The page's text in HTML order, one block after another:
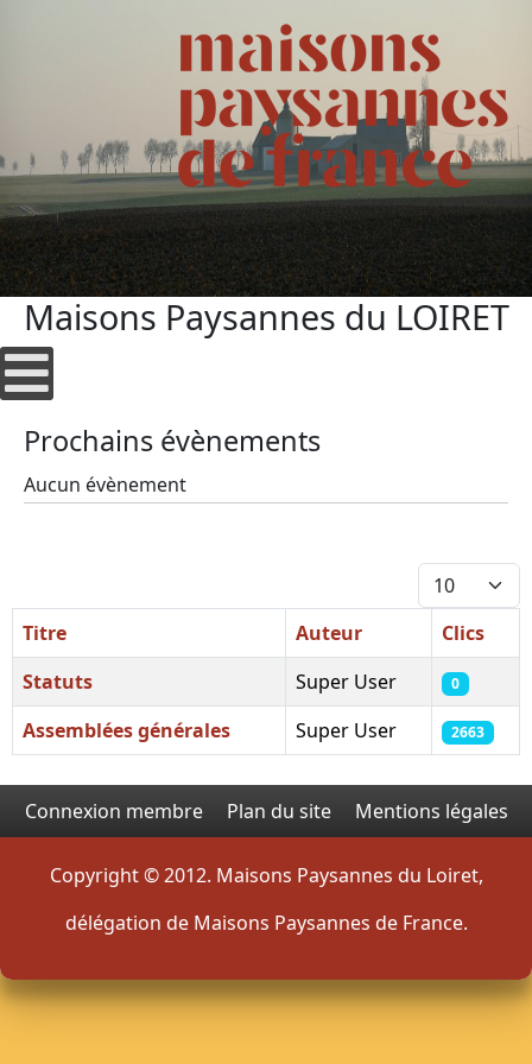
Maisons Paysannes du LOIRET
Prochains évènements
Aucun évènement
Afficher #
Titre Auteur
Clics
Statuts
Super User 0
Assemblées générales Super User 2663
Connexion membre Plan du site Mentions légales
Copyright © 2012. Maisons Paysannes du Loiret,
délégation de Maisons Paysannes de France.